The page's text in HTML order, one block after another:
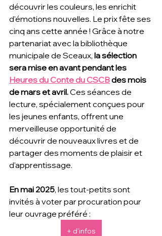
découvrir les couleurs, les enrichit
d'émotions nouvelles. Le prix fête ses
cinq ans cette année ! Grâce à notre
partenariat avec la bibliothèque
municipale de Sceaux, la sélection
sera mise en avant pendant les
Heures du Conte du CSCB des mois
de mars et avril. Ces séances de
lecture, spécialement conçues pour
les jeunes enfants, offrent une
merveilleuse opportunité de
découvrir de nouveaux livres et de
partager des moments de plaisir et
d'apprentissage.
En mai 2025, les tout-petits sont
invités à voter par procuration pour
leur ouvrage préféré :
+ d'infos